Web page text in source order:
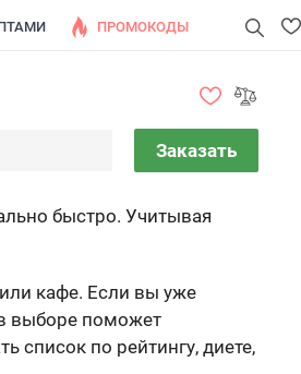
ПРОМОКОДЫ
Заказать
быстро. Учитывая
кафе. Если вы уже
в выборе поможет
список по рейтингу, диете,